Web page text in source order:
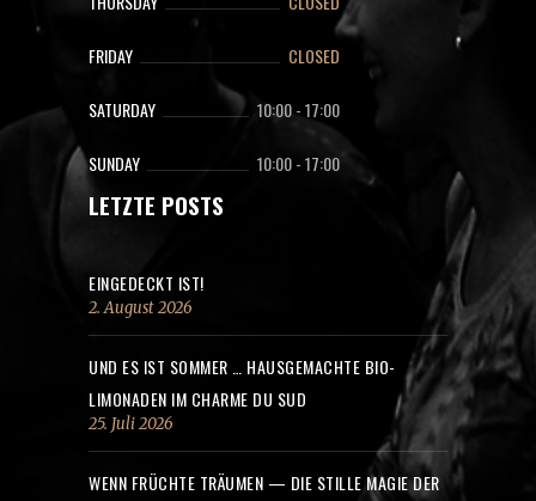
FRIDAY CLOSED
SATURDAY 10:00-17:00
SUNDAY 10:00-17:00
LETZTE POSTS
EINGEDECKT IST!
2. August 2026
UND ES IST SOMMER … HAUSGEMACHTE BIO-
LIMONADEN IM CHARME DU SUD
25. Juli 2026
WENN FRÜCHTE TRÄUMEN — DIE STILLE MAGIE DER